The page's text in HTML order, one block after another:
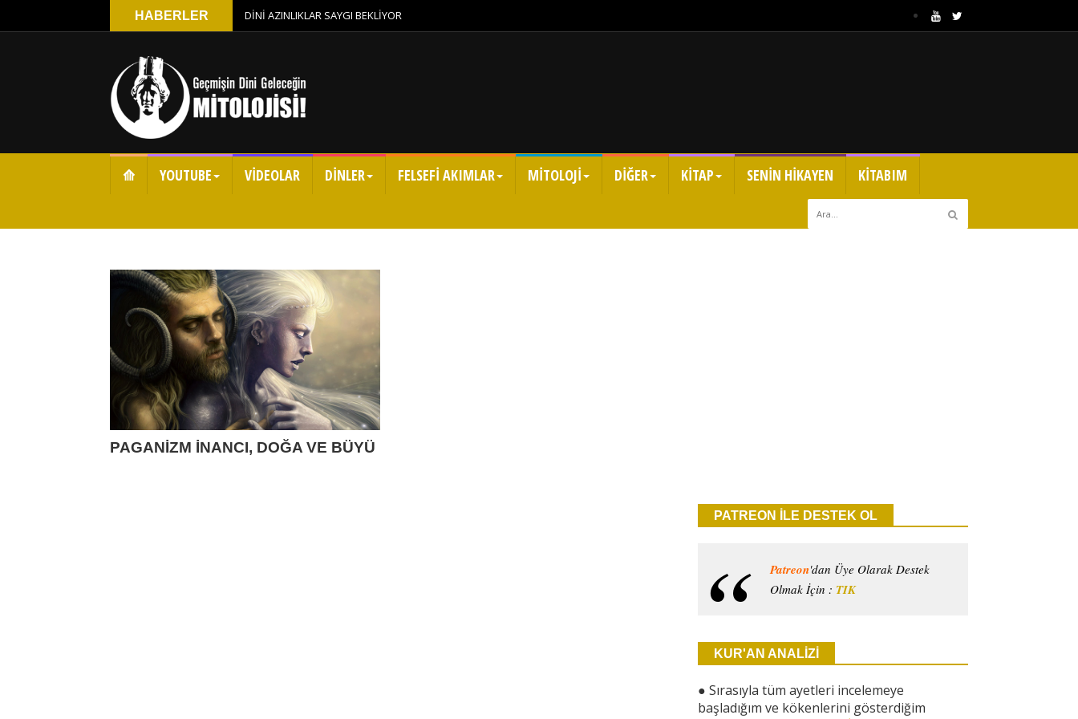
HABERLER DİNİ AZINLIKLAR SAYGI BEKLİYOR
⟰ YOUTUBE VİDEOLAR DİNLER FELSEFİ AKIMLAR MİTOLOJİ DİĞER KİTAP SENİN HİKAYEN KİTABIM
PAGANİZM İNANCI, DOĞA VE BÜYÜ
PATREON İLE DESTEK OL
Patreon'dan Üye Olarak Destek
Olmak İçin : TIK
KUR'AN ANALİZİ
●Sırasıyla tüm ayetleri incelemeye
başladığım ve kökenlerini gösterdiğim